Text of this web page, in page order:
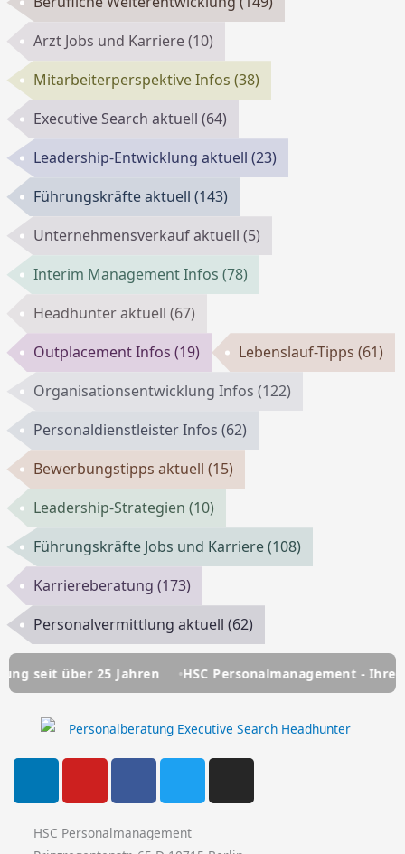
Arzt Jobs und Karriere(10)
Mitarbeiterperspektive Infos(38)
Executive Search aktuell(64)
Leadership-Entwicklung aktuell(23)
Führungskräfte aktuell(143)
Unternehmensverkauf aktuell(5)
Interim Management Infos(78)
Headhunter aktuell(67)
Outplacement Infos(19) Lebenslauf-Tipps(61)
Organisationsentwicklung Infos(122)
Personaldienstleister Infos(62)
Bewerbungstipps aktuell(15)
Leadership-Strategien(10)
Führungskräfte Jobs und Karriere(108)
Karriereberatung(173)
Personalvermittlung aktuell(62)
über 25 Jahren HSC Personalmanagement - Ihre
L
n
k
Y
u
t
F
c
e
T
i
t
I
s
HSC Personalmanagement